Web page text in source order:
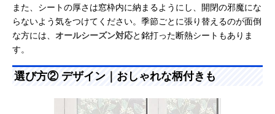
また、シートの厚さは窓枠内に納まるようにし、開閉の邪魔にな
らないよう気をつけてください。季節ごとに張り替えるのが面倒
な方には、 オールシーズン対応と銘打った断熱シートもありま
す。
選び方② デザイン｜おしゃれな柄付きも